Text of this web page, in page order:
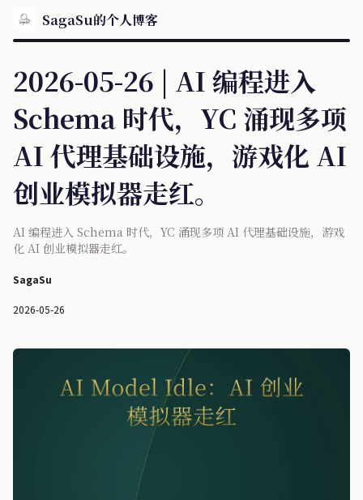
SagaSu的个人博客
2026-05-26 | AI 编程进入
Schema 时代，YC 涌现多项
AI 代理基础设施，游戏化 AI
创业模拟器走红。
AI 编程进入 Schema 时代，YC 涌现多项 AI 代理基础设施，游戏
化 AI 创业模拟器走红。
SagaSu
2026-05-26